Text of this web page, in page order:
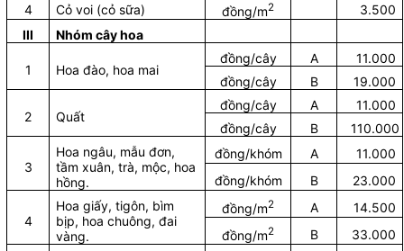
4
Cỏ voi (cỏ sữa) đồng/m2
3.500
III
Nhóm cây hoa
1 Hoa đào, hoa mai
đồng/cây A
11.000
đồng/cây
B 19.000
2 Quất
đồng/cây A
11.000
đồng/cây
B 110.000
3
Hoa ngâu, mẫu đơn,
tầm xuân, trà, mộc, hoa
hồng.
đồng/khóm A
11.000
đồng/khóm
B 23.000
4
Hoa giấy, tigôn, bìm
bịp, hoa chuông, đai
vàng.
đồng/m2 A
14.500
đồng/m2 B 33.000